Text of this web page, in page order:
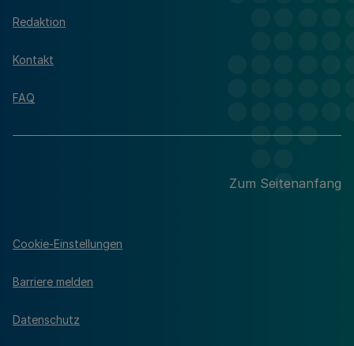
Redaktion
Kontakt
FAQ
Zum Seitenanfang
Cookie-Einstellungen
Barriere melden
Datenschutz